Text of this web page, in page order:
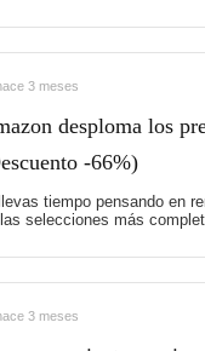
3 meses
desploma los
-66%)
tiempo pensando en
selecciones más
3 meses